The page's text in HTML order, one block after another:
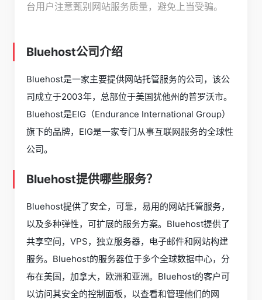
台用户注意甄别网站服务质量，避免上当受骗。
Bluehost公司介绍
Bluehost是一家主要提供网站托管服务的公司，该公
司成立于2003年，总部位于美国犹他州的普罗沃市。
Bluehost是EIG（Endurance International Group）
旗下的品牌，EIG是一家专门从事互联网服务的全球性
公司。
Bluehost提供哪些服务？
Bluehost提供了安全，可靠，易用的网站托管服务，
以及多种弹性，可扩展的服务方案。Bluehost提供了
共享空间，VPS，独立服务器，电子邮件和网站构建
服务。Bluehost的服务器位于多个全球数据中心，分
布在美国，加拿大，欧洲和亚洲。Bluehost的客户可
以访问其安全的控制面板，以查看和管理他们的网